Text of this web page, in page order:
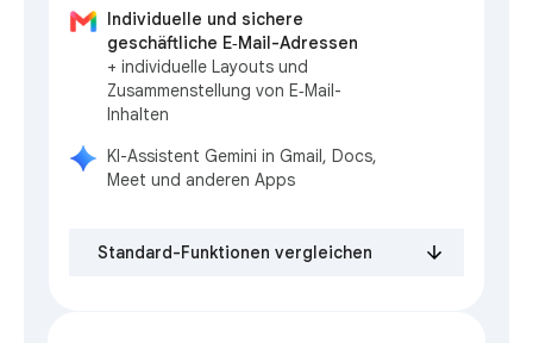
Individuelle und sichere
geschäftliche E‑Mail-Adressen
+ individuelle Layouts und
Zusammenstellung von E‑Mail-
Inhalten
KI-Assistent Gemini in Gmail, Docs,
Meet und anderen Apps
Standard-Funktionen vergleichen